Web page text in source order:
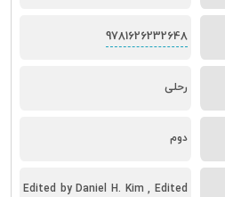
9781626232648
رحلی
دوم
Edited by Daniel H. Kim , Edited